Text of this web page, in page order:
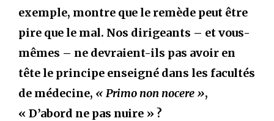
exemple, montre que le remède peut être
pire que le mal. Nos dirigeants – et vous-
mêmes – ne devraient-ils pas avoir en
tête le principe enseigné dans les facultés
de médecine, « Primo non nocere »,
« D’abord ne pas nuire » ?